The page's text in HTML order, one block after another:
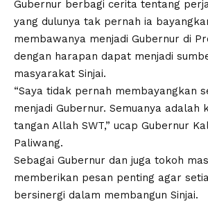
Gubernur berbagi cerita tentang
yang dulunya tak pernah ia
membawanya menjadi Gubernur di
dengan harapan dapat menjadi
masyarakat Sinjai.
“Saya tidak pernah membayangkan
menjadi Gubernur. Semuanya adalah
tangan Allah SWT,” ucap Gubernur
Paliwang.
Sebagai Gubernur dan juga tokoh
memberikan pesan penting agar
bersinergi dalam membangun Sinjai.